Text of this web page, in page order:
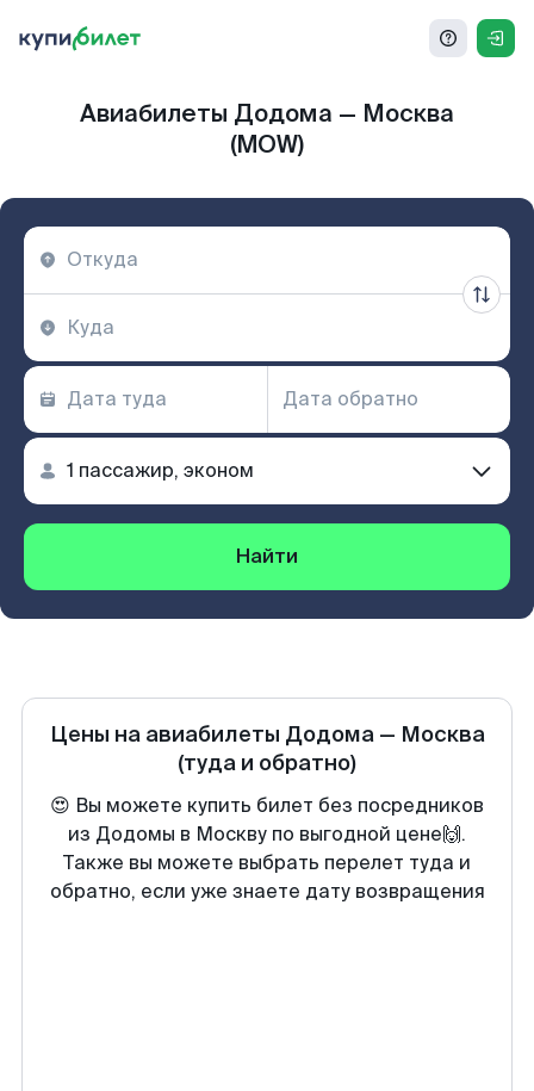
Авиабилеты Додома — Москва
(MOW)
Найти
Цены на авиабилеты Додома— Москва
(туда и обратно)
😍 Вы можете купить билет без посредников
из Додомы в Москву по выгодной цене🙌.
Также вы можете выбрать перелет туда и
обратно, если уже знаете дату возвращения